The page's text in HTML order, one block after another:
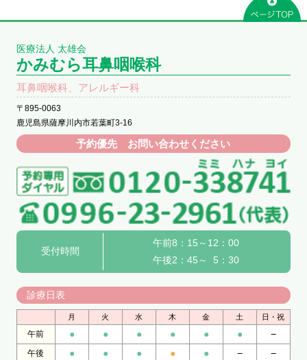
医療法人 太雄会
かみむら耳鼻咽喉科
耳鼻咽喉科、アレルギー科
〒895-0063
鹿児島県薩摩川内市若葉町3-16
予約優先 お問い合わせください
受付時間
午前8：15～12：00
午後2：45～ 5：30
診療日表
月 火 水 木 金 土 日・祝
午前 ● ● ● ● ● ● −
午後 ● ● ● ● ● − −